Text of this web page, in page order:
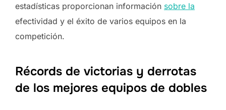
estadísticas proporcionan información sobre la
efectividad y el éxito de varios equipos en la
competición.
Récords de victorias y derrotas
de los mejores equipos de dobles